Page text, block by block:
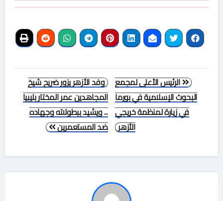
تصفّح
المقالات
وفد الأزهر يزور ضريح شيخ
المجاهدين عمر المختار بليبيا
.. ويشيد ببطولاته وجهاده
ضد المستعمرين
الرئيس الأعلى لمجمع
البحوث الإسلامية في بورما
في زيارة لمنظمة خريجي
الأزهر